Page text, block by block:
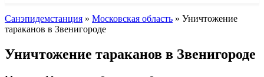
Санэпидемстанция » Московская область » Уничтожение
тараканов в Звенигороде
Уничтожение тараканов в Звенигороде